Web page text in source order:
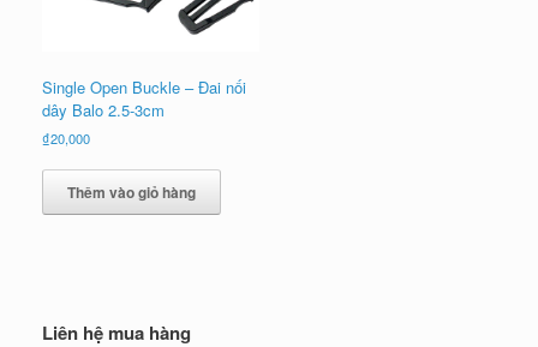
Single Open Buckle – Đai nối
dây Balo 2.5-3cm
₫20,000
Thêm vào giỏ hàng
Liên hệ mua hàng